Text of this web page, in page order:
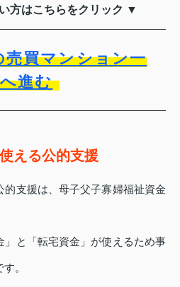
方はこちらをクリック ▼
売買マンション一
進む
える公的支援
的支援は、母子父子寡婦福祉資金
」と「転宅資金」が使えるため事
。